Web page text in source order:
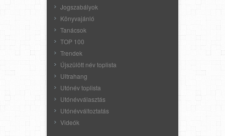
Jogszabályok
Könyvajánló
Tanácsok
TOP 100
Trendek
Újszülött név toplista
Ultrahang
Utónév toplista
Utónévválasztás
Utónévváltoztatás
Videók